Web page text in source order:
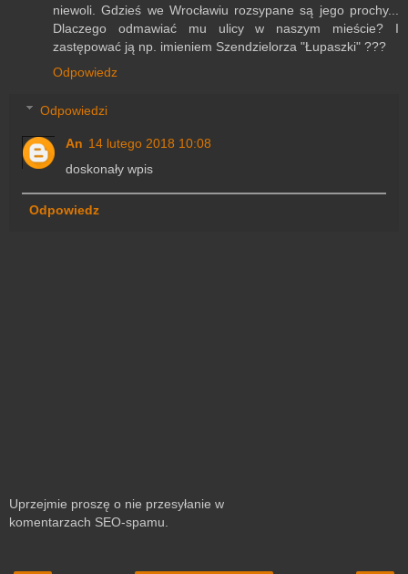
niewoli. Gdzieś we Wrocławiu rozsypane są jego prochy...
Dlaczego odmawiać mu ulicy w naszym mieście? I
zastępować ją np. imieniem Szendzielorza "Łupaszki" ???
Odpowiedz
Odpowiedzi
An 14 lutego 2018 10:08
doskonały wpis
Odpowiedz
Uprzejmie proszę o nie przesyłanie w
komentarzach SEO-spamu.